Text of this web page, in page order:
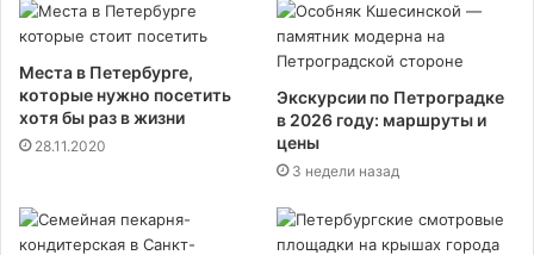
Места в Петербурге,
которые нужно посетить
хотя бы раз в жизни
28.11.2020
Экскурсии по Петроградке
в 2026 году: маршруты и
цены
3 недели назад